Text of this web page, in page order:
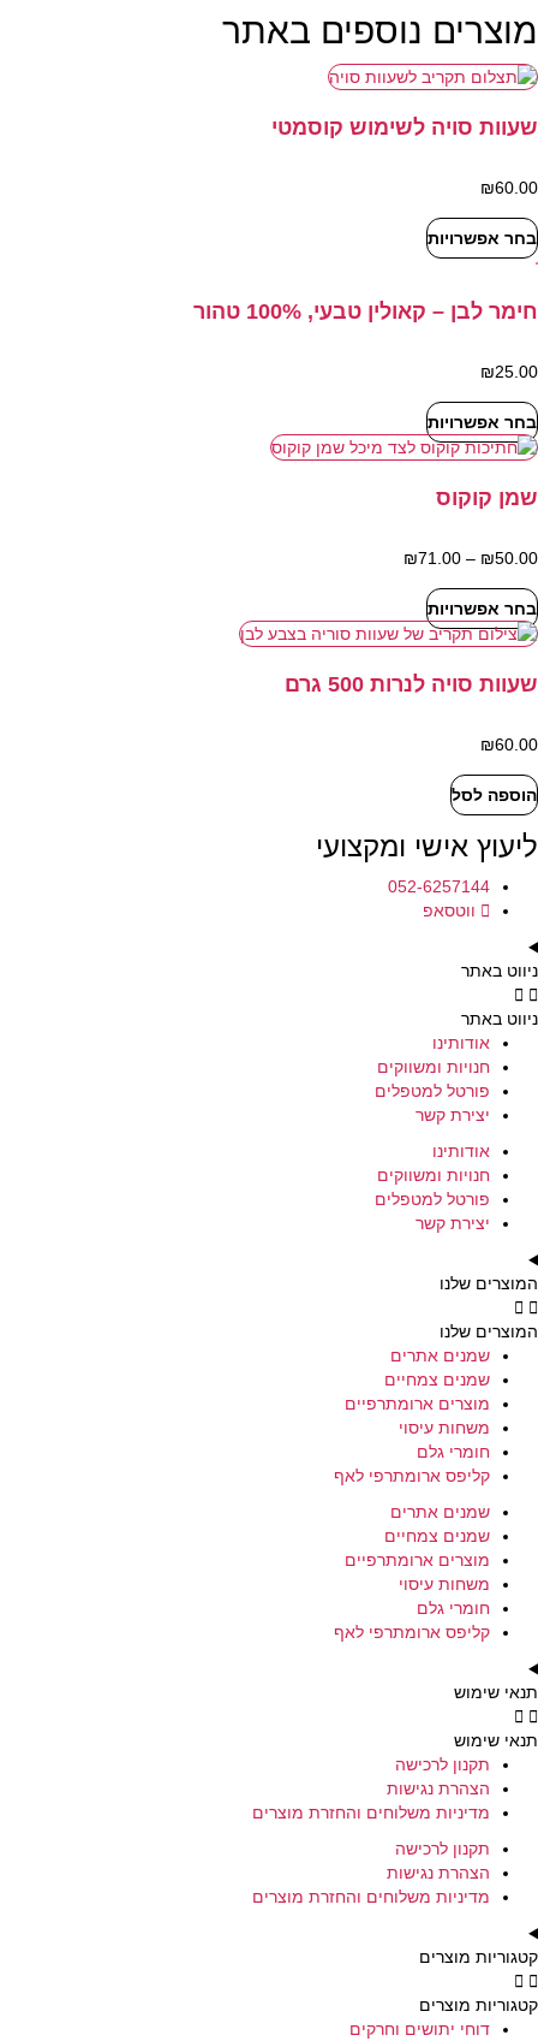
מוצרים נוספים באתר
שעוות סויה לשימוש קוסמטי
₪60.00
בחר אפשרויות
מספר
האפשרויות
בעמוד
חימר לבן – קאולין טבעי, 100% טהור
₪25.00
בחר אפשרויות
זה
לבחור
בעמוד
שמן קוקוס
₪50.00
–
₪71.00
עד
בחר אפשרויות
זה
מספר
המוצר
שעוות סויה לנרות 500 גרם
₪60.00
הוספה לסל
ליעוץ אישי ומקצועי
052-6257144
ווטסאפ
ניווט באתר
ניווט באתר
אודותינו
חנויות ומשווקים
פורטל למטפלים
יצירת קשר
אודותינו
חנויות ומשווקים
פורטל למטפלים
יצירת קשר
המוצרים שלנו
המוצרים שלנו
שמנים אתרים
שמנים צמחיים
מוצרים ארומתרפיים
משחות עיסוי
חומרי גלם
קליפס ארומתרפי לאף
שמנים אתרים
שמנים צמחיים
מוצרים ארומתרפיים
משחות עיסוי
חומרי גלם
קליפס ארומתרפי לאף
תנאי שימוש
תנאי שימוש
תקנון לרכישה
הצהרת נגישות
מדיניות משלוחים והחזרת מוצרים
תקנון לרכישה
הצהרת נגישות
מדיניות משלוחים והחזרת מוצרים
קטגוריות מוצרים
קטגוריות מוצרים
דוחי יתושים וחרקים